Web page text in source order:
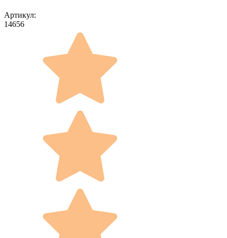
Артикул:
14656